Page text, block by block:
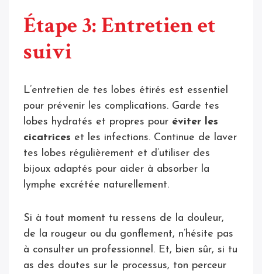
Étape 3: Entretien et
suivi
L’entretien de tes lobes étirés est essentiel
pour prévenir les complications. Garde tes
lobes hydratés et propres pour éviter les
cicatrices et les infections. Continue de laver
tes lobes régulièrement et d’utiliser des
bijoux adaptés pour aider à absorber la
lymphe excrétée naturellement.
Si à tout moment tu ressens de la douleur,
de la rougeur ou du gonflement, n’hésite pas
à consulter un professionnel. Et, bien sûr, si tu
as des doutes sur le processus, ton perceur